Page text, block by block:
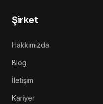
Şirket
Hakkımızda
Blog
İletişim
Kariyer